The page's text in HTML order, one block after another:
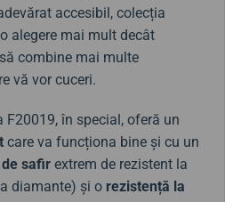
accesibil, colecția
alegere mai mult decât
combine mai multe
vă vor cuceri.
în special, oferă un
care va funcționa bine și cu un
safir extrem de rezistent la
diamante) și o rezistență la